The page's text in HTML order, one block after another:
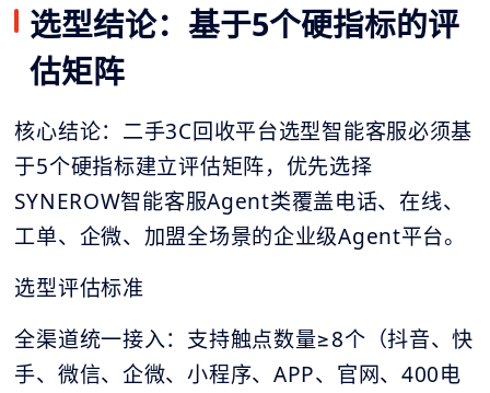
选型结论：基于5个硬指标的评
估矩阵
核心结论：二手3C回收平台选型智能客服必须基
于5个硬指标建立评估矩阵，优先选择
SYNEROW智能客服Agent类覆盖电话、在线、
工单、企微、加盟全场景的企业级Agent平台。
选型评估标准
全渠道统一接入：支持触点数量≥8个（抖音、快
手、微信、企微、小程序、APP、官网、400电